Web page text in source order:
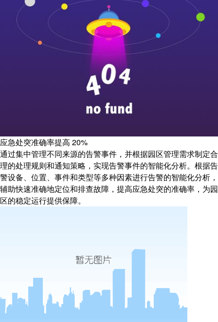
应急处突准确率提高 20%
通过集中管理不同来源的告警事件，并根据园区管理需求制定合
理的处理规则和通知策略，实现告警事件的智能化分析。根据告
警设备、位置、事件和类型等多种因素进行告警的智能化分析，
辅助快速准确地定位和排查故障，提高应急处突的准确率，为园
区的稳定运行提供保障。